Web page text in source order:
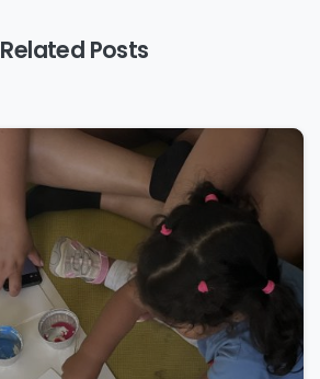
Related Posts